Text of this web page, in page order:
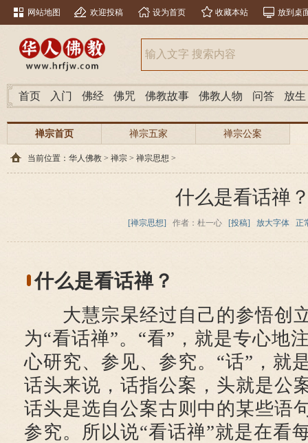
网站地图 欢迎投稿 设为首页 收藏本站 放到桌
首页 入门 佛经 佛咒 佛教故事 佛教人物 问答 放生
禅宗首页 禅宗五家 禅宗公案
当前位置： 华人佛教 > 禅宗 > 禅宗思想 >
什么是看话禅
[禅宗思想] 作者：杜一心 [投稿] 放大字体 正
什么是看话禅？
大慧宗杲经过自己的参悟创
为“看话禅”。“看”，就是专心地
心研究、参见、参究。“话”，就
话头来说，话指公案，头就是公
话头是选自公案古则中的某些语
参究。所以说“看话禅”就是在看